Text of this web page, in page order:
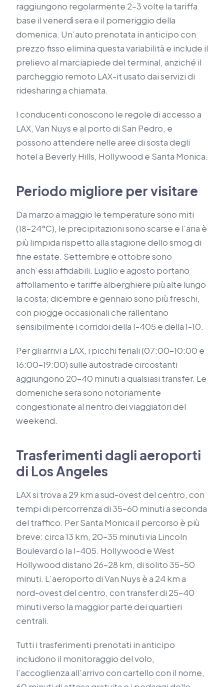
raggiungono regolarmente 2–3 volte la tariffa
base il venerdì sera e il pomeriggio della
domenica. Un’auto prenotata in anticipo con
prezzo fisso elimina questa variabilità e include il
prelievo al marciapiede del terminal, anziché il
parcheggio remoto LAX-it usato dai servizi di
ridesharing a chiamata.
I conducenti conoscono le regole di accesso a
LAX, Van Nuys e al porto di San Pedro, e
possono attendere nelle aree di sosta degli
hotel a Beverly Hills, Hollywood e Santa Monica.
Periodo migliore per visitare
Da marzo a maggio le temperature sono miti
(18–24°C), le precipitazioni sono scarse e l’aria è
più limpida rispetto alla stagione dello smog di
fine estate. Settembre e ottobre sono
anch’essi affidabili. Luglio e agosto portano
affollamento e tariffe alberghiere più alte lungo
la costa; dicembre e gennaio sono più freschi,
con piogge occasionali che rallentano
sensibilmente i corridoi della I-405 e della I-10.
Per gli arrivi a LAX, i picchi feriali (07:00–10:00 e
16:00–19:00) sulle autostrade circostanti
aggiungono 20–40 minuti a qualsiasi transfer. Le
domeniche sera sono notoriamente
congestionate al rientro dei viaggiatori del
weekend.
Trasferimenti dagli aeroporti
di Los Angeles
LAX si trova a 29 km a sud-ovest del centro, con
tempi di percorrenza di 35–60 minuti a seconda
del traffico. Per Santa Monica il percorso è più
breve: circa 13 km, 20–35 minuti via Lincoln
Boulevard o la I-405. Hollywood e West
Hollywood distano 26–28 km, di solito 35–50
minuti. L’aeroporto di Van Nuys è a 24 km a
nord-ovest del centro, con transfer di 25–40
minuti verso la maggior parte dei quartieri
centrali.
Tutti i trasferimenti prenotati in anticipo
includono il monitoraggio del volo,
l’accoglienza all’arrivo con cartello con il nome,